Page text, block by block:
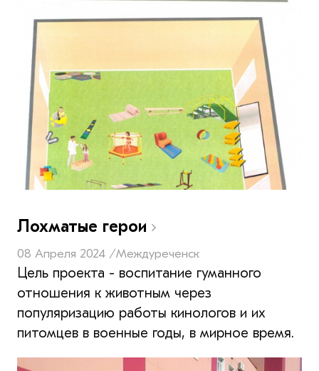
Лохматые герои
08 Апреля 2024 /Междуреченск
Цель проекта - воспитание гуманного
отношения к животным через
популяризацию работы кинологов и их
питомцев в военные годы, в мирное время.